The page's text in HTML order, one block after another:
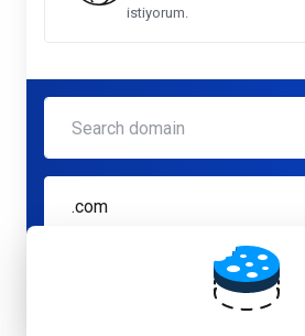
istiyorum.
.com
Kontrol Et